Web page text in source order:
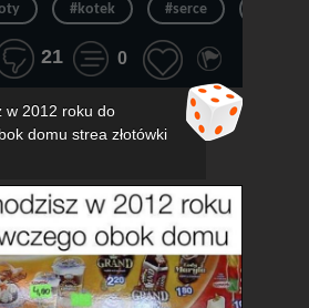
#kotek #serce
21 0
w 2012 roku do
domu strea złotówki